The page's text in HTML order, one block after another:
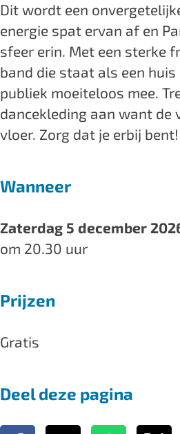
c
e
N
i
g
h
t
a
n
c
e
N
i
g
a
n
c
e
N
i
g
Dit wordt een
energie spat ervan af en
sfeer erin. Met een sterke
band die staat als een huis
publiek moeiteloos mee.
dancekleding aan want de
vloer. Zorg dat je erbij bent!
Wanneer
Zaterdag 5 december
om 20.30 uur
Prijzen
Gratis
Deel deze pagina